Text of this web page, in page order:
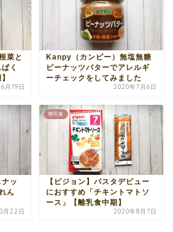
菜と
く
月19日
Kanpy（カンピー）無塩無糖
ピーナッツバターでアレルギ
ーチェックをしてみました
2020年7月6日
ッ
ん
月22日
離乳食
【ピジョン】パスタデビュー
におすすめ「チキントマトソ
ース」【離乳食中期】
2020年8月7日